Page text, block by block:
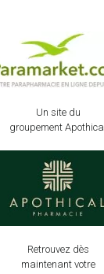
Un site du
groupement Apothical
Retrouvez dès
maintenant votre